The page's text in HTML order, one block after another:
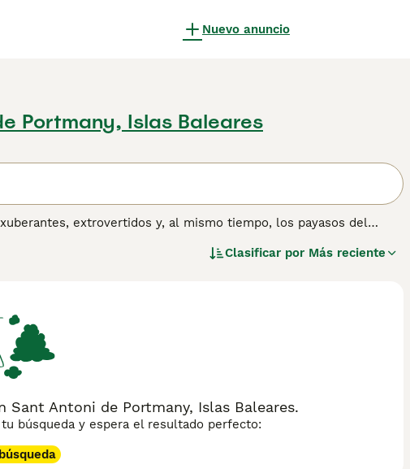
Nuevo anuncio
Portmany, Islas Baleares
extrovertidos y, al mismo tiempo, los payasos del
significa que puedes divertirte mucho con ellos. Se dice
sobre esta raza de perro.
Clasificar por Más reciente
Sant Antoni de Portmany, Islas Baleares.
búsqueda y espera el resultado perfecto: